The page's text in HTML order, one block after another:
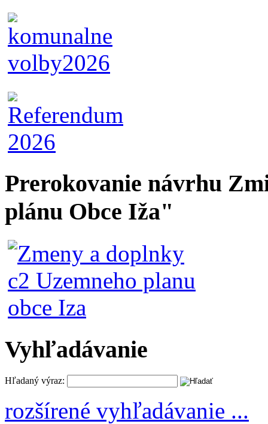
Prerokovanie návrhu
plánu Obce Iža"
Vyhľadávanie
Hľadaný výraz:
rozšírené vyhľadávanie ...